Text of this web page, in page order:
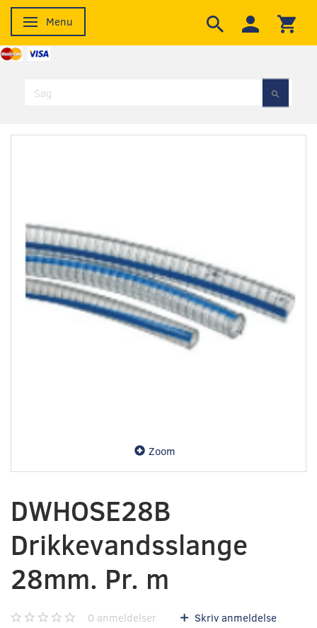
Skifte navigation
Menu
Zoom
DWHOSE28B
‎Drikkevandsslange‎
28mm. Pr. m
0 anmeldelser Skriv anmeldelse